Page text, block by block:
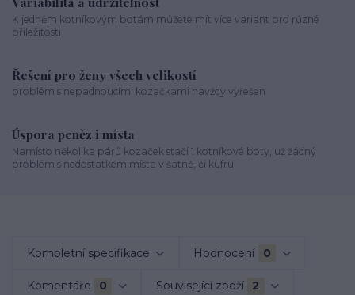
K jedněm kotníkovým botám můžete mít více variant pro různé
příležitosti
Řešení pro ženy všech velikostí
problém s nepadnoucími kozačkami navždy vyřešen
Úspora peněz i místa
Namísto několika párů kozaček stačí 1 kotníkové boty, už žádný
problém s nedostatkem místa v šatně, či kufru
Kompletní specifikace Hodnocení 0
Komentáře 0 Související zboží 2